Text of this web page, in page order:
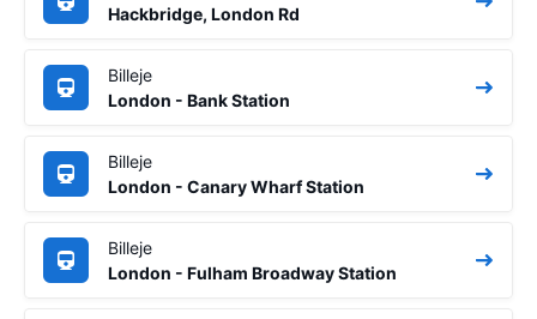
Hackbridge, London Rd
Billeje
London - Bank Station
Billeje
London - Canary Wharf Station
Billeje
London - Fulham Broadway Station